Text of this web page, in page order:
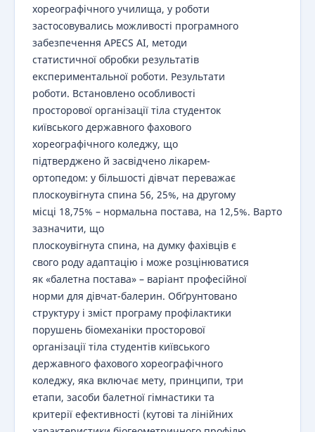
хореографічного училища, у роботи
застосовувались можливості програмного
забезпечення APECS AI, методи
статистичної обробки результатів
експериментальної роботи. Результати
роботи. Встановлено особливості
просторової організації тіла студенток
київського державного фахового
хореографічного коледжу, що
підтверджено й засвідчено лікарем-
ортопедом: у більшості дівчат переважає
плоскоувігнута спина 56, 25%, на другому
місці 18,75% – нормальна постава, на 12,5%. Варто
зазначити, що
плоскоувігнута спина, на думку фахівців є
свого роду адаптацію і може розцінюватися
як «балетна постава» – варіант професійної
норми для дівчат-балерин. Обґрунтовано
структуру і зміст програму профілактики
порушень біомеханіки просторової
організації тіла студентів київського
державного фахового хореографічного
коледжу, яка включає мету, принципи, три
етапи, засоби балетної гімнастики та
критерії ефективності (кутові та лінійних